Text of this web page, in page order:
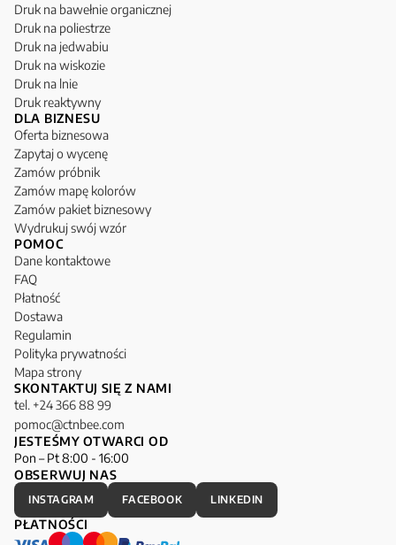
Druk na bawełnie organicznej
Druk na poliestrze
Druk na jedwabiu
Druk na wiskozie
Druk na lnie
Druk reaktywny
DLA BIZNESU
Oferta biznesowa
Zapytaj o wycenę
Zamów próbnik
Zamów mapę kolorów
Zamów pakiet biznesowy
Wydrukuj swój wzór
POMOC
Dane kontaktowe
FAQ
Płatność
Dostawa
Regulamin
Polityka prywatności
Mapa strony
SKONTAKTUJ SIĘ Z NAMI
tel. +24 366 88 99
pomoc@ctnbee.com
JESTEŚMY OTWARCI OD
Pon – Pt 8:00 - 16:00
OBSERWUJ NAS
INSTAGRAM FACEBOOK LINKEDIN
PŁATNOŚCI